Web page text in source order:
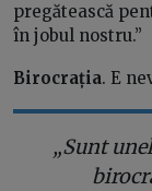
pregătească
în jobul nostru.”
Birocrația. E
„Sunt